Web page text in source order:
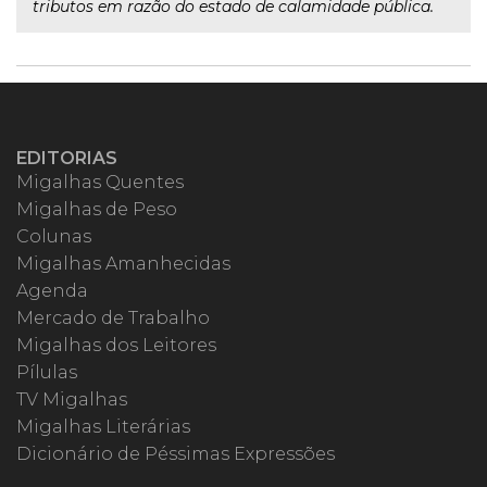
tributos em razão do estado de calamidade pública.
EDITORIAS
Migalhas Quentes
Migalhas de Peso
Colunas
Migalhas Amanhecidas
Agenda
Mercado de Trabalho
Migalhas dos Leitores
Pílulas
TV Migalhas
Migalhas Literárias
Dicionário de Péssimas Expressões